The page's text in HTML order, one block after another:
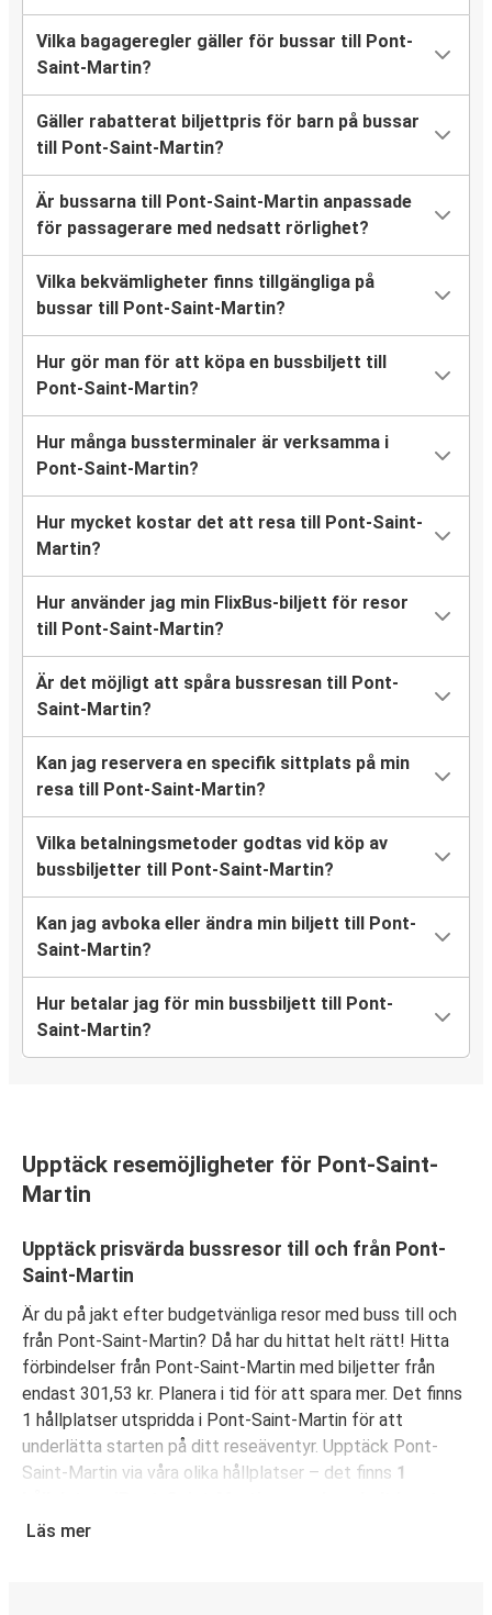
Vilka bagageregler gäller för bussar till Pont-
Saint-Martin?
Gäller rabatterat biljettpris för barn på bussar
till Pont-Saint-Martin?
Är bussarna till Pont-Saint-Martin anpassade
för passagerare med nedsatt rörlighet?
Vilka bekvämligheter finns tillgängliga på
bussar till Pont-Saint-Martin?
Hur gör man för att köpa en bussbiljett till
Pont-Saint-Martin?
Hur många bussterminaler är verksamma i
Pont-Saint-Martin?
Hur mycket kostar det att resa till Pont-Saint-
Martin?
Hur använder jag min FlixBus-biljett för resor
till Pont-Saint-Martin?
Är det möjligt att spåra bussresan till Pont-
Saint-Martin?
Kan jag reservera en specifik sittplats på min
resa till Pont-Saint-Martin?
Vilka betalningsmetoder godtas vid köp av
bussbiljetter till Pont-Saint-Martin?
Kan jag avboka eller ändra min biljett till Pont-
Saint-Martin?
Hur betalar jag för min bussbiljett till Pont-
Saint-Martin?
Upptäck resemöjligheter för Pont-Saint-
Martin
Upptäck prisvärda bussresor till och från Pont-
Saint-Martin
Är du på jakt efter budgetvänliga resor med buss till och
från Pont-Saint-Martin? Då har du hittat helt rätt! Hitta
förbindelser från Pont-Saint-Martin med biljetter från
endast 301,53 kr. Planera i tid för att spara mer. Det finns
1 hållplatser utspridda i Pont-Saint-Martin för att
underlätta starten på ditt reseäventyr. Upptäck Pont-
Saint-Martin via våra olika hållplatser – det finns 1
dig till. Du har möjligheten att resa från
Läs mer